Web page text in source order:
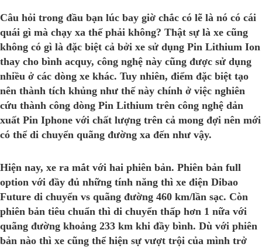
Câu hỏi trong đầu bạn lúc bay giờ chắc có lẽ là nó có cái
quái gì mà chạy xa thế phải không? Thật sự là xe cũng
không có gì là đặc biệt cả bởi xe sử dụng Pin Lithium Ion
thay cho bình acquy, công nghệ này cũng được sử dụng
nhiều ở các dòng xe khác. Tuy nhiên, điểm đặc biệt tạo
nên thành tích khủng như thế này chính ở việc nghiên
cứu thành công dòng Pin Lithium trên công nghệ dản
xuất Pin Iphone với chất lượng trên cả mong đợi nên mới
có thể di chuyển quãng đường xa đến như vậy.
Hiện nay, xe ra mắt với hai phiên bản. Phiên bản full
option với đầy đủ những tính năng thì xe điện Dibao
Future di chuyển vs quãng đường 460 km/lần sạc. Còn
phiên bản tiêu chuẩn thì di chuyển thấp hơn 1 nữa với
quãng đường khoảng 233 km khi đầy bình. Dù với phiên
bản nào thì xe cũng thể hiện sự vượt trội của mình trở